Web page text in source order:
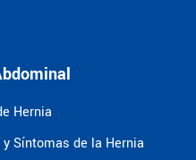
Hernia
Síntomas de la Hernia